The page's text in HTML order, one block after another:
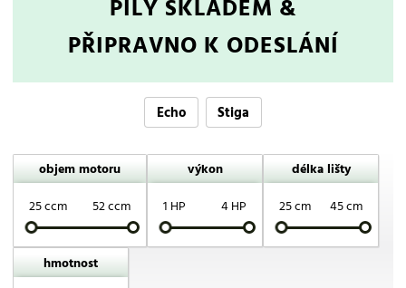
PILY SKLADEM &
PŘIPRAVNO K ODESLÁNÍ
Echo Stiga
objem motoru
25 ccm
52 ccm
výkon
1 HP
4 HP
délka lišty
25 cm
45 cm
hmotnost